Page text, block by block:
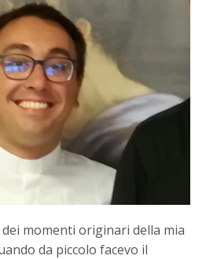
dei momenti originari della mia
da piccolo facevo il